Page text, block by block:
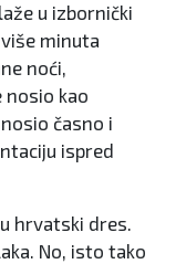
u izbornički
minuta
noći,
kao
časno i
ispred
hrvatski dres.
No, isto tako